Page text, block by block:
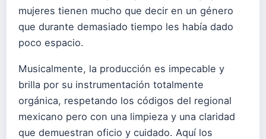
mujeres tienen mucho que decir en un género
que durante demasiado tiempo les había dado
poco espacio.
Musicalmente, la producción es impecable y
brilla por su instrumentación totalmente
orgánica, respetando los códigos del regional
mexicano pero con una limpieza y una claridad
que demuestran oficio y cuidado. Aquí los